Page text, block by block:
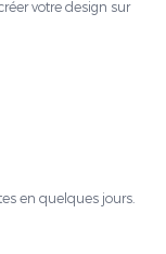
votre design sur
en quelques jours.